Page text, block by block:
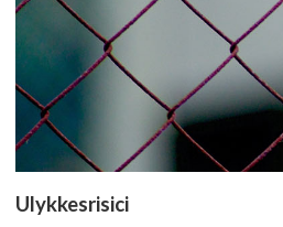
Ulykkesrisici